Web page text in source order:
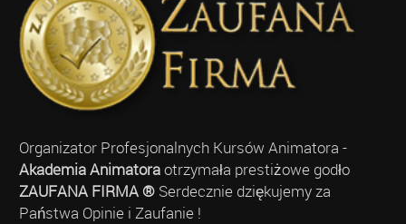
Organizator Profesjonalnych Kursów Animatora -
Akademia Animatoraotrzymała prestiżowe godło
ZAUFANA FIRMA ®Serdecznie dziękujemy za
Państwa Opinie i Zaufanie !